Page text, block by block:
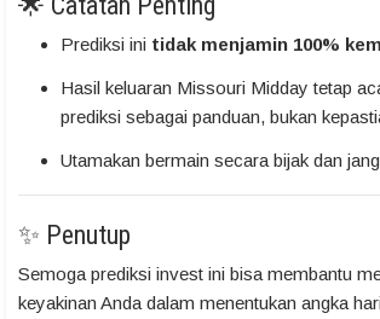
Prediksi ini tidak menjamin 100%
Hasil keluaran Missouri Midday tetap
prediksi sebagai panduan, bukan
Utamakan bermain secara bijak dan
✨ Penutup
Semoga prediksi invest ini bisa membantu
keyakinan Anda dalam menentukan angka